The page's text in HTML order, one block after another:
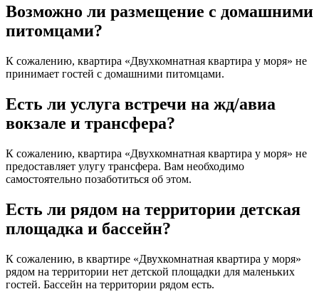
Возможно ли размещение с домашними
питомцами?
К сожалению, квартира «Двухкомнатная квартира у моря» не
принимает гостей с домашними питомцами.
Есть ли услуга встречи на жд/авиа
вокзале и трансфера?
К сожалению, квартира «Двухкомнатная квартира у моря» не
предоставляет улугу трансфера. Вам необходимо
самостоятельно позаботиться об этом.
Есть ли рядом на территории детская
площадка и бассейн?
К сожалению, в квартире «Двухкомнатная квартира у моря»
рядом на территории нет детской площадки для маленьких
гостей. Бассейн на территории рядом есть.